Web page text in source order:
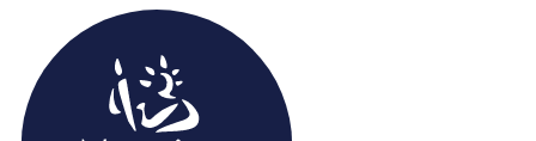
contenu
principal